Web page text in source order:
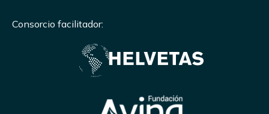
Consorcio facilitador: